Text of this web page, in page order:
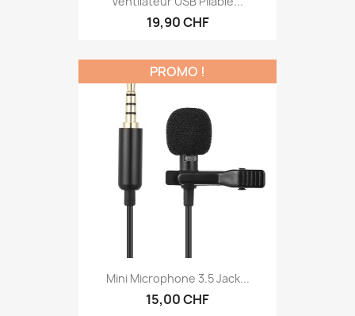
19,90 CHF
Mini Microphone 3.5 Jack...
15,00 CHF
PROMO !